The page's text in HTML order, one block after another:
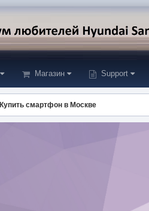
Магазин Support
Купить смартфон в Москве